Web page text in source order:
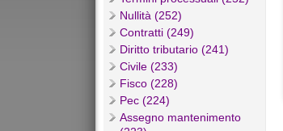
Nullità (252)
Contratti (249)
Diritto tributario (241)
Civile (233)
Fisco (228)
Pec (224)
Assegno mantenimento